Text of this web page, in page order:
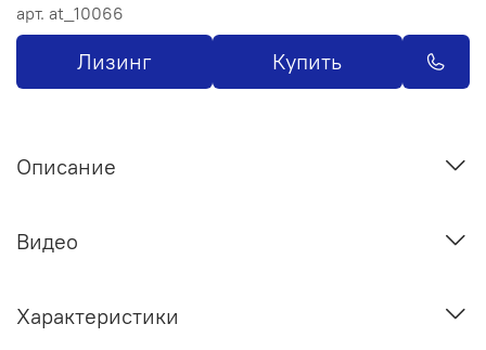
арт. at_10066
Лизинг Купить
Описание
Видео
Характеристики